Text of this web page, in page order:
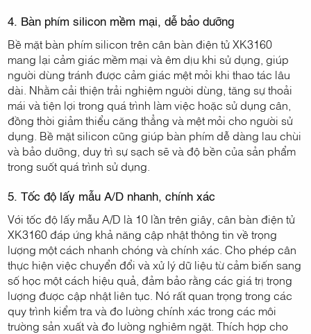
4. Bàn phím silicon mềm mại, dễ bảo dưỡng
Bề mặt bàn phím silicon trên cân bàn điện tử XK3160
mang lại cảm giác mềm mại và êm dịu khi sử dụng, giúp
người dùng tránh được cảm giác mệt mỏi khi thao tác lâu
dài. Nhằm cải thiện trải nghiệm người dùng, tăng sự thoải
mái và tiện lợi trong quá trình làm việc hoặc sử dụng cân,
đồng thời giảm thiểu căng thẳng và mệt mỏi cho người sử
dụng. Bề mặt silicon cũng giúp bàn phím dễ dàng lau chùi
và bảo dưỡng, duy trì sự sạch sẽ và độ bền của sản phẩm
trong suốt quá trình sử dụng.
5. Tốc độ lấy mẫu A/D nhanh, chính xác
Với tốc độ lấy mẫu A/D là 10 lần trên giây, cân bàn điện tử
XK3160 đáp ứng khả năng cập nhật thông tin về trọng
lượng một cách nhanh chóng và chính xác. Cho phép cân
thực hiện việc chuyển đổi và xử lý dữ liệu từ cảm biến sang
số học một cách hiệu quả, đảm bảo rằng các giá trị trọng
lượng được cập nhật liên tục. Nó rất quan trọng trong các
quy trình kiểm tra và đo lường chính xác trong các môi
trường sản xuất và đo lường nghiêm ngặt. Thích hợp cho